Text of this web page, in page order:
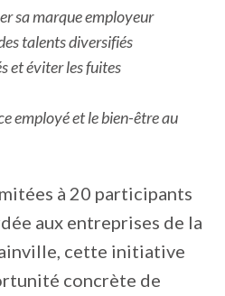
sa marque employeur
talents diversifiés
et éviter les fuites
employé et le bien-être au
à 20 participants
aux entreprises de la
cette initiative
concrète de